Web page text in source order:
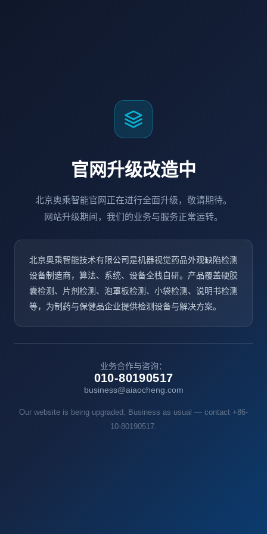
官网升级改造中
北京奥乘智能官网正在进行全面升级，敬请期待。
网站升级期间，我们的业务与服务正常运转。
北京奥乘智能技术有限公司是机器视觉药品外观缺陷检测
设备制造商，算法、系统、设备全栈自研。产品覆盖硬胶
囊检测、片剂检测、泡罩板检测、小袋检测、说明书检测
等，为制药与保健品企业提供检测设备与解决方案。
业务合作与咨询：
010-80190517
business@aiaocheng.com
Our website is being upgraded. Business as usual — contact +86-
10-80190517.